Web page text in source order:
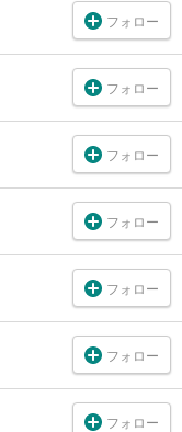
フォロー
フォロー
フォロー
フォロー
フォロー
フォロー
フォロー